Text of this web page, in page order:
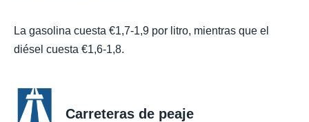
La gasolina cuesta €1,7-1,9 por litro, mientras que el
diésel cuesta €1,6-1,8.
Carreteras de peaje